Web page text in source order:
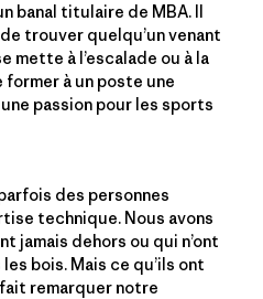
banal titulaire de MBA. Il
trouver quelqu’un venant
mette à l’escalade ou à la
à un poste une
passion pour les sports
des personnes
technique. Nous avons
jamais dehors ou qui n’ont
bois. Mais ce qu’ils ont
fait remarquer notre